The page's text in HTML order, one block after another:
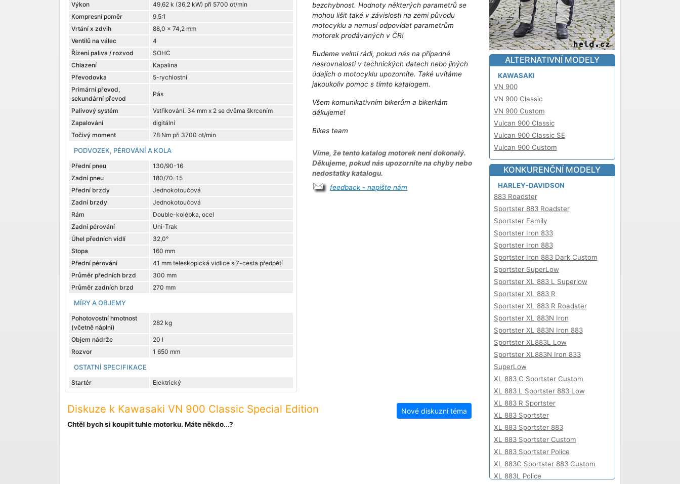
Výkon
49,62 k (36,2 kW) při 5700 ot/min
Kompresní poměr
9,5:1
Vrtání x zdvih
88,0 x 74,2 mm
Ventilů na válec
4
Řízení paliva / rozvod
SOHC
Chlazení
Kapalina
Převodovka
5-rychlostní
Primární převod,
sekundární převod
Pás
Palivový systém
Vstřikování. 34 mm x 2 se dvěma škrcením
Zapalování
digitální
Točivý moment
78 Nm při 3700 ot/min
PODVOZEK, PÉROVÁNÍ A KOLA
Přední pneu
130/90-16
Zadní pneu
180/70-15
Přední brzdy
Jednokotoučová
Zadní brzdy
Jednokotoučová
Rám
Double-kolébka, ocel
Zadní pérování
Uni-Trak
Úhel předních vidlí
32,0°
Stopa
160 mm
Přední pérování
41 mm teleskopická vidlice s 7-cesta předpětí
Průměr předních brzd
300 mm
Průměr zadních brzd
270 mm
MÍRY A OBJEMY
Pohotovostní hmotnost
(včetně náplní)
282 kg
Objem nádrže
20 l
Rozvor
1 650 mm
OSTATNÍ SPECIFIKACE
Startér Elektrický
bezchybnost. Hodnoty některých parametrů se
mohou lišit také v závislosti na zemi původu
motocyklu a nemusí odpovídat parametrům
motorek prodávaných v ČR!
Budeme velmi rádi, pokud nás na případné
nesrovnalosti v technických datech nebo jiných
údajích o motocyklu upozorníte. Také uvítáme
jakoukoliv pomoc s tímto katalogem.
Všem komunikativním bikerům a bikerkám
děkujeme!
Bikes team
Víme, že tento katalog motorek není dokonalý.
Děkujeme, pokud nás upozorníte na chyby nebo
nedostatky katalogu.
feedback - napište nám
Diskuze k Kawasaki VN 900 Classic Special Edition Nové diskuzní téma
Chtěl bych si koupit tuhle motorku. Máte někdo...?
ALTERNATIVNÍ MODELY
KAWASAKI
VN 900
VN 900 Classic
VN 900 Custom
Vulcan 900 Classic
Vulcan 900 Classic SE
Vulcan 900 Custom
KONKURENČNÍ MODELY
HARLEY-DAVIDSON
883 Roadster
Sportster 883 Roadster
Sportster Family
Sportster Iron 833
Sportster Iron 883
Sportster Iron 883 Dark Custom
Sportster SuperLow
Sportster XL 883 L Superlow
Sportster XL 883 R
Sportster XL 883 R Roadster
Sportster XL 883N Iron
Sportster XL 883N Iron 883
Sportster XL883L Low
Sportster XL883N Iron 833
SuperLow
XL 883 C Sportster Custom
XL 883 L Sportster 883 Low
XL 883 R Sportster
XL 883 Sportster
XL 883 Sportster 883
XL 883 Sportster Custom
XL 883 Sportster Police
XL 883C Sportster 883 Custom
XL 883L Police